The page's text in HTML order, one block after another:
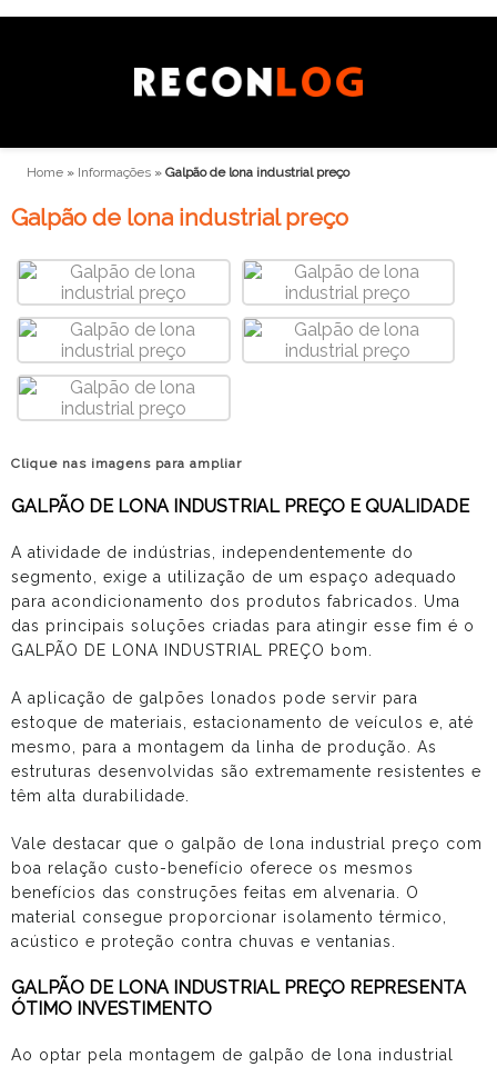
Home » Informações » Galpão de lona industrial preço
Galpão de lona industrial preço
Clique nas imagens para ampliar
GALPÃO DE LONA INDUSTRIAL PREÇO E QUALIDADE
A atividade de indústrias, independentemente do
segmento, exige a utilização de um espaço adequado
para acondicionamento dos produtos fabricados. Uma
das principais soluções criadas para atingir esse fim é o
GALPÃO DE LONA INDUSTRIAL PREÇO bom.
A aplicação de galpões lonados pode servir para
estoque de materiais, estacionamento de veículos e, até
mesmo, para a montagem da linha de produção. As
estruturas desenvolvidas são extremamente resistentes e
têm alta durabilidade.
Vale destacar que o galpão de lona industrial preço com
boa relação custo-benefício oferece os mesmos
benefícios das construções feitas em alvenaria. O
material consegue proporcionar isolamento térmico,
acústico e proteção contra chuvas e ventanias.
GALPÃO DE LONA INDUSTRIAL PREÇO REPRESENTA
ÓTIMO INVESTIMENTO
Ao optar pela montagem de galpão de lona industrial